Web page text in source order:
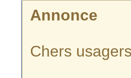
Annonce
Chers